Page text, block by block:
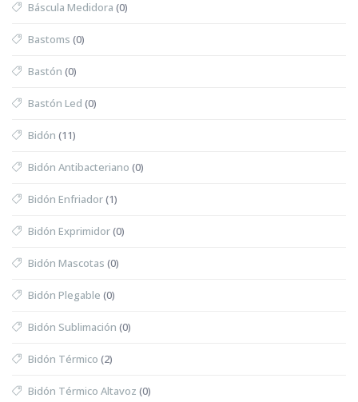
Báscula Medidora (0)
Bastoms (0)
Bastón (0)
Bastón Led (0)
Bidón (11)
Bidón Antibacteriano (0)
Bidón Enfriador(1)
Bidón Exprimidor(0)
Bidón Mascotas (0)
Bidón Plegable (0)
Bidón Sublimación (0)
Bidón Térmico (2)
Bidón Térmico Altavoz (0)